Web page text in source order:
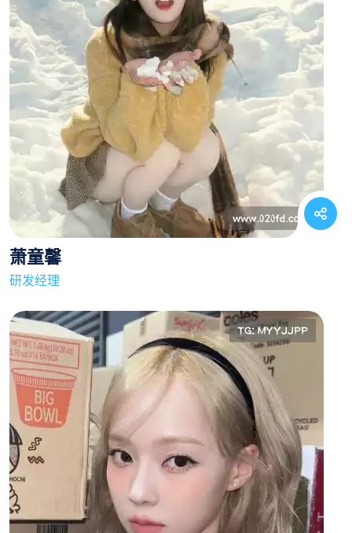
萧童馨
研发经理